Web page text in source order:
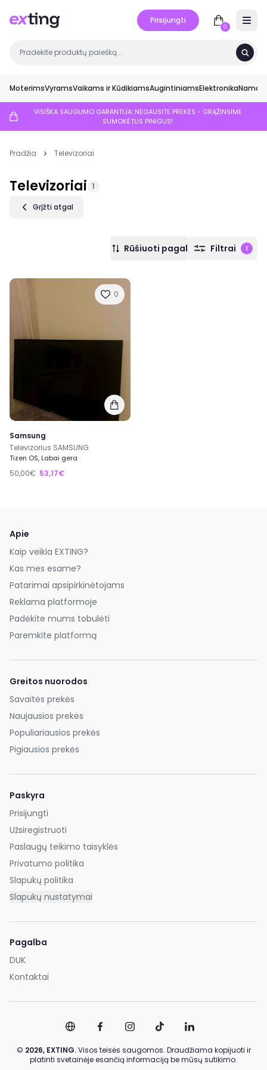
Prisijungti
0
MoterimsVyramsVaikams ir KūdikiamsAugintiniamsElektronikaNamai
VISIŠKA SAUGUMO GARANTIJA: NEGAUSITE PREKĖS - GRĄŽINSIME
SUMOKĖTUS PINIGUS!
Pradžia Televizoriai
Televizoriai 1
Grįžti atgal
Rūšiuoti pagal Filtrai 1
0
Samsung
Televizorius SAMSUNG
Tizen OS, Labai gera
50,00€ 53,17€
Apie
Kaip veikia EXTING?
Kas mes esame?
Patarimai apsipirkinėtojams
Reklama platformoje
Padėkite mums tobulėti
Paremkite platformą
Greitos nuorodos
Savaitės prekės
Naujausios prekės
Populiariausios prekės
Pigiausios prekės
Paskyra
Prisijungti
Užsiregistruoti
Paslaugų teikimo taisyklės
Privatumo politika
Slapukų politika
Slapukų nustatymai
Pagalba
DUK
Kontaktai
© 2026, EXTING.Visos teisės saugomos. Draudžiama kopijuoti ir
platinti svetainėje esančią informaciją be mūsų sutikimo.